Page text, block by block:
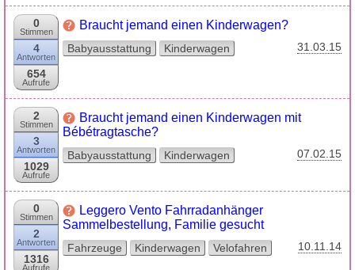
0
Stimmen
4
Antworten
654
Aufrufe
Braucht jemand einen Kinderwagen?
Babyausstattung Kinderwagen 31.03.15
2
Stimmen
3
Antworten
1029
Aufrufe
Braucht jemand einen Kinderwagen mit
Bébétragtasche?
Babyausstattung Kinderwagen 07.02.15
0
Stimmen
2
Antworten
1316
Aufrufe
Leggero Vento Fahrradanhänger
Sammelbestellung, Familie gesucht
Fahrzeuge Kinderwagen Velofahren 10.11.14